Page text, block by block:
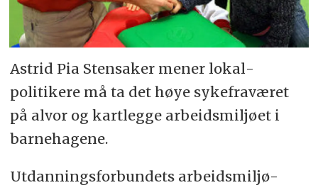
Astrid Pia Stens­aker mener lokal­
politikere må ta det høye syke­fra­været
på alvor og kart­legge arbeids­miljøet i
barne­hagene.
Utdannings­forbundets arbeids­miljø­